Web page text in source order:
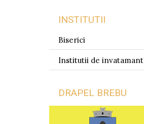
INSTITUTII
Biserici
Institutii de invatamant
DRAPEL BREBU